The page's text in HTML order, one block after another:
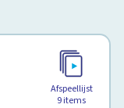
Afspeellijst
9items